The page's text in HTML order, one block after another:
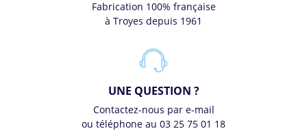
Fabrication 100% française
à Troyes depuis 1961
UNE QUESTION ?
Contactez-nous par e-mail
ou téléphone au 03 25 75 01 18